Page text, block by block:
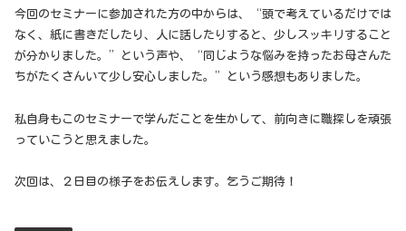
今回のセミナーに参加された方の中からは、“頭で考えているだけでは
なく、紙に書きだしたり、人に話したりすると、少しスッキリすること
が分かりました。”という声や、“同じような悩みを持ったお母さんた
ちがたくさんいて少し安心しました。”という感想もありました。
私自身もこのセミナーで学んだことを生かして、前向きに職探しを頑張
っていこうと思えました。
次回は、２日目の様子をお伝えします。乞うご期待！